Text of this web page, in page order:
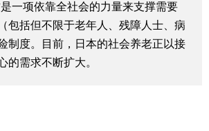
一项依靠全社会的力量来支撑需要
包括但不限于老年人、残障人士、病
制度。目前，日本的社会养老正以接
的需求不断扩大。